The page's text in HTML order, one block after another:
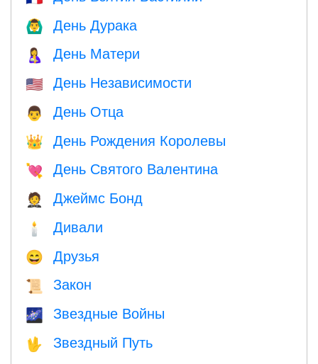
🙆‍♂️ День Дурака
🤱 День Матери
🇺🇸 День Независимости
👨 День Отца
👑 День Рождения Королевы
💘 День Святого Валентина
🤵 Джеймс Бонд
🕯 Дивали
😄 Друзья
📜 Закон
🌌 Звездные Войны
🖖 Звездный Путь